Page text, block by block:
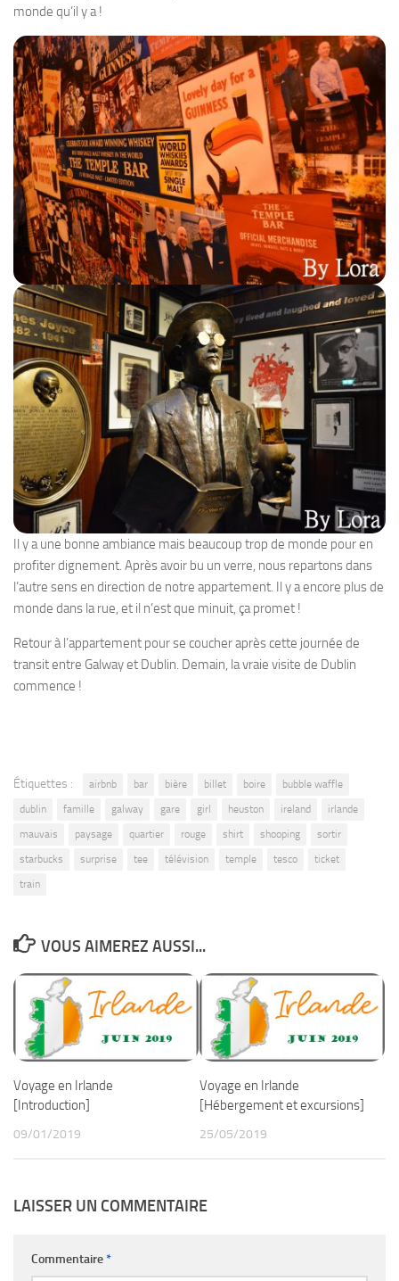
monde qu’il y a !
Il y a une bonne ambiance mais beaucoup trop de monde pour en
profiter dignement. Après avoir bu un verre, nous repartons dans
l’autre sens en direction de notre appartement. Il y a encore plus de
monde dans la rue, et il n’est que minuit, ça promet !
Retour à l’appartement pour se coucher après cette journée de
transit entre Galway et Dublin. Demain, la vraie visite de Dublin
commence !
Étiquettes : airbnb bar bière billet boire
bubble waffle
dublin
famille galway gare girl heuston ireland
irlande
mauvais
paysage quartier rouge shirt shooping
sortir
starbucks
surprise tee télévision temple tesco
ticket
train
VOUS AIMEREZ AUSSI...
Voyage en Irlande
[Introduction]
09/01/2019
Voyage en Irlande
[Hébergement et excursions]
25/05/2019
LAISSER UN COMMENTAIRE
Commentaire*